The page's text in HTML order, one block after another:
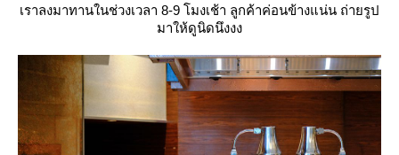
เราลงมาทานในช่วงเวลา 8-9 โมงเช้า ลูกค้าค่อนข้างแน่น ถ่ายรูป
มาให้ดูนิดนึงงง